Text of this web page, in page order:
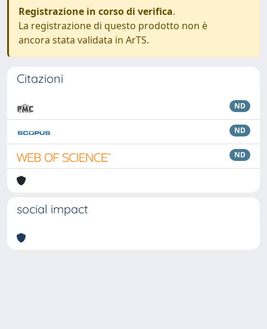
Registrazione in corso di verifica.
La registrazione di questo prodotto non è
ancora stata validata in ArTS.
Citazioni
ND
ND
ND
social impact